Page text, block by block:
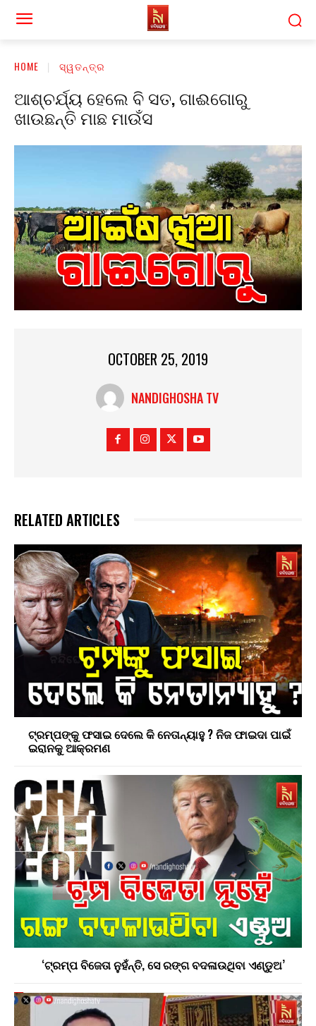
HOME ସ୍ୱତନ୍ତ୍ର
ଆଶ୍ଚର୍ଯ୍ୟ ହେଲେ ବି ସତ, ଗାଈଗୋରୁ
ଖାଉଛନ୍ତି ମାଛ ମାଉଁସ
OCTOBER 25, 2019
NANDIGHOSHA TV
RELATED ARTICLES
ଟ୍ରମ୍ପଙ୍କୁ ଫସାଇ ଦେଲେ କି ନେତାନ୍ୟାହୁ ? ନିଜ ଫାଇଦା ପାଇଁ
ଇରାନକୁ ଆକ୍ରମଣ
‘ଟ୍ରମ୍ପ ବିଜେତା ନୁହଁନ୍ତି, ସେ ରଙ୍ଗ ବଦଳାଉଥିବା ଏଣ୍ଡୁଅ’